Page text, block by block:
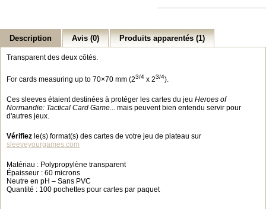
Description Avis (0) Produits apparentés (1)
Transparent des deux côtés.
For cards measuring up to 70×70 mm (23/4 x 23/4).
Ces sleeves étaient destinées à protéger les cartes du jeu Heroes of
Normandie: Tactical Card Game... mais peuvent bien entendu servir pour
d'autres jeux.
Vérifiez le(s) format(s) des cartes de votre jeu de plateau sur
sleeveyourgames.com
Matériau : Polypropylène transparent
Épaisseur : 60 microns
Neutre en pH – Sans PVC
Quantité : 100 pochettes pour cartes par paquet